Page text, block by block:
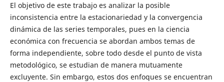
El objetivo de este trabajo es analizar la posible
inconsistencia entre la estacionariedad y la convergencia
dinámica de las series temporales, pues en la ciencia
económica con frecuencia se abordan ambos temas de
forma independiente, sobre todo desde el punto de vista
metodológico, se estudian de manera mutuamente
excluyente. Sin embargo, estos dos enfoques se encuentran